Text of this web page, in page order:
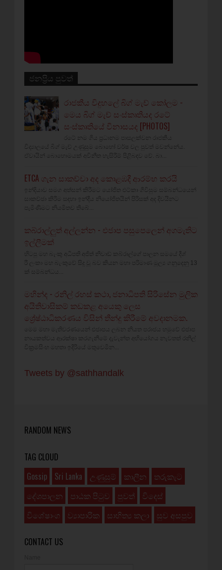
ජනප්‍රිය පුවත්
රාජකීය විදුහලේ බිග් මැච් කෝලම -
මෙය බිග් මැච් සංස්කෘතියද රටේ
සංස්කෘතියේ විනාසයද [PHOTOS]
රටේ නම ගිය ප්‍රධානම පාසලක්වන රාජකීය
විද්‍යාලයේ බිග් මැච් උණුසුම බොහෝ වර්ෂ වල පුවත් මවන්නේය.
ඒවායින් බොහොමයක් අවිනීත හැසිරීම් පිළිබඳව වේ. බා...
ETCA ගැන සාකච්චා අද කොළඹදී ආරම්භ කරයි
ඉන්දියාව සමග අත්සන් කිරීමට යෝජිත එට්කා ගිවිසුම සම්බන්ධයෙන්
සාකච්ඡා කිරීම සඳහා ඉන්දීය නියෝජිතයින් පිරිසක් අද දිවයිනට
පැමිණීමට නියමිතව තිබේ...
කබ්රාල්ලුත් අල්ලන්න - එජාප පසුපෙලෙන් අගමැතිට
ඉල්ලීමක්
හිටපු මහ බැංකු අධිපති අජිත් නිවාඩ් කබ්රාල්ගේ පාලන සමයේ දීශ්‍
රී ලංකා මහ බැංකුවේ සිදු වූ බව කියන මහා පරිමාණ මූල්‍ය ගනුදෙනු 13
ක් සම්බන්ධය...
මහින්ද - රනිල් රහස් කථා, ජනාධිපති සිරිසේන මුලික
අයිතිවාසිකම් කඩකළ අයෙකු ලෙස
ශ්‍රේෂ්ඨාධිකරණය විසින් තීන්දු කිරීමේ අවදානමක.
මෙම මහා මැතිවරණයෙන් එජාපය ලබන නියත පරාජය හමුවේ එජාප
නායකත්වය ආරක්ෂා කරගැනීමේ දැවැන්ත අභියෝගය නැවතත් රනිල්
වික්‍රමසිංහ මහතා ඉදිරියේ මතුවෙමින...
Tweets by @sathhandalk
RANDOM NEWS
TAG CLOUD
Gossip
Sri Lanka උණුසුම් කාලීන
තරුකැට
දේශපාලන
පාඨක පිටුව පුවත්
විදෙස්
විශේෂාංග
ව්‍යාපාරික සාහිත්‍ය කලා සුව අසපුව
CONTACT US